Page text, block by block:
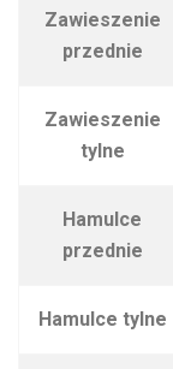
Zawieszenie
przednie
Zawieszenie
tylne
Hamulce
przednie
Hamulce tylne